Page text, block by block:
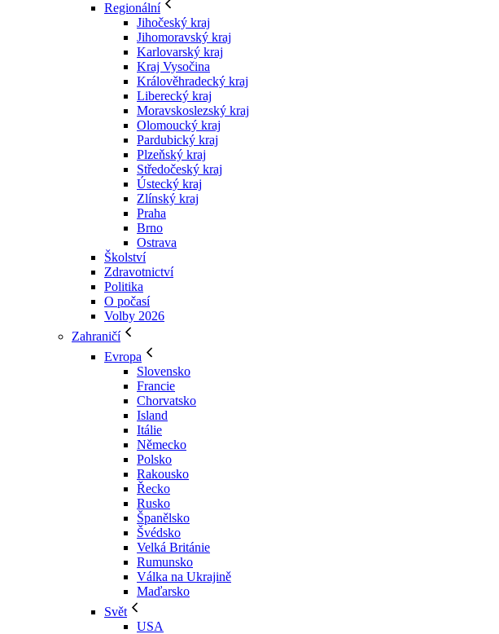
Regionální
Jihočeský kraj
Jihomoravský kraj
Karlovarský kraj
Kraj Vysočina
Králověhradecký kraj
Liberecký kraj
Moravskoslezský kraj
Olomoucký kraj
Pardubický kraj
Plzeňský kraj
Středočeský kraj
Ústecký kraj
Zlínský kraj
Praha
Brno
Ostrava
Školství
Zdravotnictví
Politika
O počasí
Volby 2026
Zahraničí
Evropa
Slovensko
Francie
Chorvatsko
Island
Itálie
Německo
Polsko
Rakousko
Řecko
Rusko
Španělsko
Švédsko
Velká Británie
Rumunsko
Válka na Ukrajině
Maďarsko
Svět
USA